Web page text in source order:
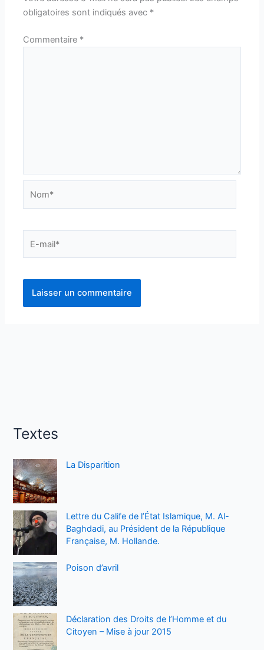
obligatoires sont indiqués avec *
Commentaire *
mail*
Textes
La Disparition
Lettre du Calife de l’État Islamique, M. Al-
Baghdadi, au Président de la République
Française, M. Hollande.
Poison d’avril
Déclaration des Droits de l’Homme et du
Citoyen – Mise à jour 2015